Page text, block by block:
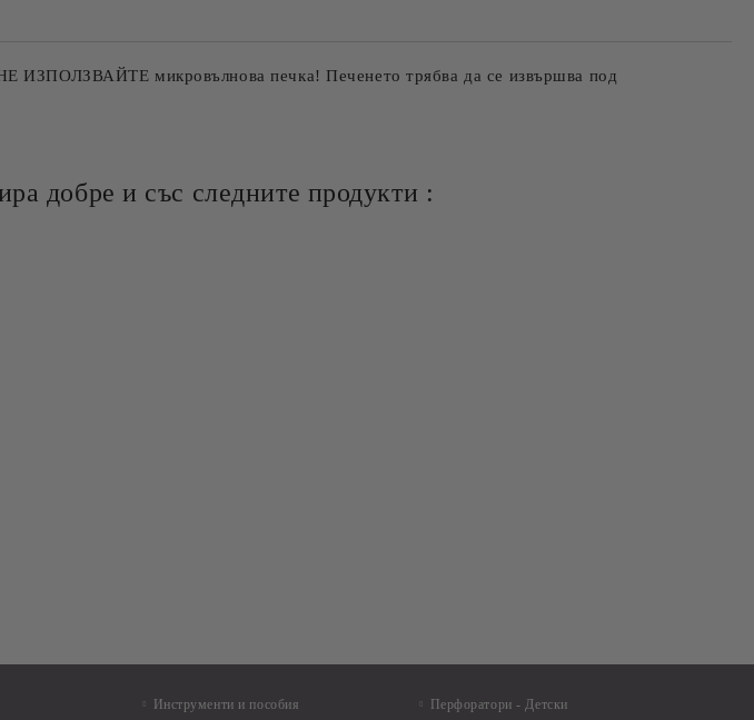
ИЗПОЛЗВАЙТЕ микровълнова печка! Печенето трябва да се извършва под
добре и със следните продукти :
Инструменти и пособия
Перфоратори - Детски